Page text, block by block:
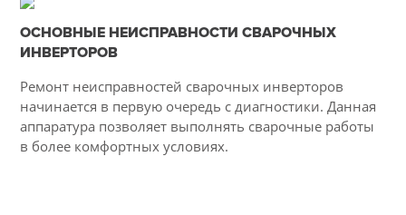
32
ОСНОВНЫЕ НЕИСПРАВНОСТИ СВАРОЧНЫХ
ИНВЕРТОРОВ
Ремонт неисправностей сварочных инверторов
начинается в первую очередь с диагностики. Данная
аппаратура позволяет выполнять сварочные работы
в более комфортных условиях.